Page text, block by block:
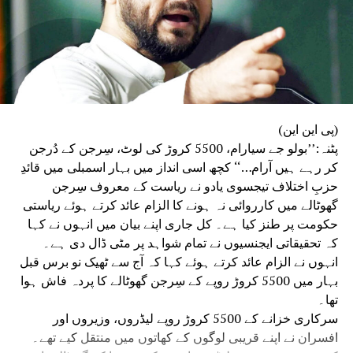
ہے وہ بے حد اہم ہیں اوقاف کے اس مسئلے کو ملک کی
دوسری تنظیموں کے اشتراک سے حل کیا جائے ،آل
انڈیا مسلم پرسنل لا بورڈ نے ایک روڈ میپ تیار کیا
ہے اس کو بھی سامنے رکھا جائے ،مولانا ڈاکٹر شکیل
احمد قاسمی نے کہا کہ اس موضوع پر پریس کانفرنس
کے انعقاد پر غور ہو ،اور پرامن جمہوری طریقہ سے
احتجاج کیا جائے ،اس سلسلے میں مسلم ریٹائرڈ جج
اور وکلا ءکی ٹیم بھی تشکیل دی جائے ،جناب آفاق
احمد نے کہا کہ ائمہ مساجد مسئلہ کی نزاکت سے
ناواقف ہیں انہیں واقف کرایا جائے ،اور ادھر
رجسٹریشن کے لیے کاغذات درست کرانے پر بھی توجہ
دلائی جائے ،ڈاکٹر فاروق اعظم نے کہ اس موضوع پر
ورک شاپ منعقد کیے جائیں جس میں متولیان کو بھی
مدعو کیا جائے ،ڈاکٹر ابو الکلام نے کہا کہ
کتابچے کی طباعت لازمی طور پر ہونی چاہیے
،خورشید انور نجمی نے کہا کہ ارباب حل و عقد اپنی
رائے موبائل پر بھی دے دیں، ایڈمن گروپ کو چند
گھنٹوں کے لیےعام کر دیں ، حاجی مناظربھاگلپور،
مولانا محمد خالد نیموی بیگو سرائے ،سیف اللہ
(پی این این)
پٹنہ:’’بولو جے سیارام، 5500 کروڑ کی لوٹ، سِرجن کے دُرجن
کر رہے ہیں آرام…‘‘ کچھ اسی انداز میں بہار اسمبلی میں قائدِ
حزبِ اختلاف تیجسوی یادو نے ریاست کے معروف سِرجن
گھوٹالے میں کارروائی نہ ہونے کا الزام عائد کرتے ہوئے ریاستی
حکومت پر طنز کیا ہے۔ کل جاری اپنے بیان میں انہوں نے کہا
کہ تحقیقاتی ایجنسیوں نے تمام شواہد پر مٹی ڈال دی ہے۔
انہوں نے الزام عائد کرتے ہوئے کہا کہ آج سے ٹھیک نو برس قبل
بہار میں 5500 کروڑ روپے کے سِرجن گھوٹالے کا پردہ فاش ہوا
تھا۔
سرکاری خزانے کے 5500 کروڑ روپے لیڈروں، وزیروں اور
افسران نے اپنے قریبی لوگوں کے کھاتوں میں منتقل کیے تھے۔